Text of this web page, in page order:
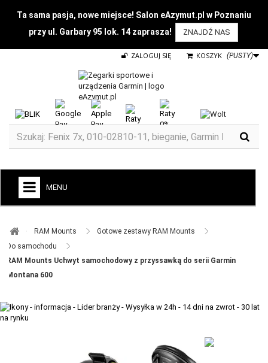
Ta sama pasja, nowe miejsce! Salon eAzymut.pl w Poznaniu
przy ul. Garbary 95 lok. 14 zaprasza!
ZNAJDŹ NAS
KOSZYK (PUSTY)
ZALOGUJ SIĘ
MENU
ZEGARKI DO BIEGANIA
ZEGARKI DLA DZIECI GARMIN
ELITE
RAM Mounts ​
Gotowe zestawy RAM Mounts ​
Do samochodu ​
RAM Mounts Uchwyt samochodowy z przyssawką do serii Garmin
Montana 600